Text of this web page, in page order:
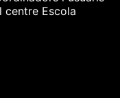
centre Escola